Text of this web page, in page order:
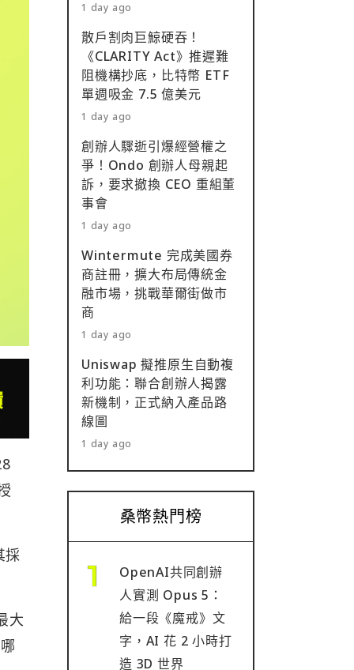
採
大
1 day ago
散戶割肉巨鯨硬吞！
《CLARITY Act》推遲難
阻機構抄底，比特幣 ETF
單週吸金 7.5 億美元
1 day ago
創辦人驟逝引爆經營權之
爭！Ondo 創辦人母親起
訴，要求撤換 CEO 重組董
事會
1 day ago
Wintermute 完成美國券
商註冊，擴大布局傳統金
融市場，挑戰華爾街做市
商
1 day ago
Uniswap 擬推原生自動複
利功能：聯合創辦人揭露
新機制，正式納入產品路
線圖
1 day ago
桑幣熱門榜
OpenAI共同創辦
人實測 Opus 5：
給一段《魔戒》文
字，AI 花 2 小時打
造 3D 世界